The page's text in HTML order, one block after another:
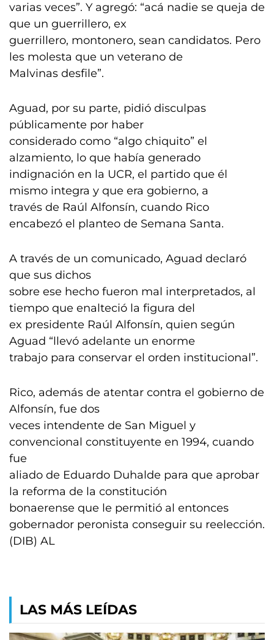
varias veces”. Y agregó: “acá nadie se queja de
que un guerrillero, ex
guerrillero, montonero, sean candidatos. Pero
les molesta que un veterano de
Malvinas desfile”.
Aguad, por su parte, pidió disculpas
públicamente por haber
considerado como “algo chiquito” el
alzamiento, lo que había generado
indignación en la UCR, el partido que él
mismo integra y que era gobierno, a
través de Raúl Alfonsín, cuando Rico
encabezó el planteo de Semana Santa.
A través de un comunicado, Aguad declaró
que sus dichos
sobre ese hecho fueron mal interpretados, al
tiempo que enalteció la figura del
ex presidente Raúl Alfonsín, quien según
Aguad “llevó adelante un enorme
trabajo para conservar el orden institucional”.
Rico, además de atentar contra el gobierno de
Alfonsín, fue dos
veces intendente de San Miguel y
convencional constituyente en 1994, cuando
fue
aliado de Eduardo Duhalde para que aprobar
la reforma de la constitución
bonaerense que le permitió al entonces
gobernador peronista conseguir su reelección.
(DIB) AL
LAS MÁS LEÍDAS